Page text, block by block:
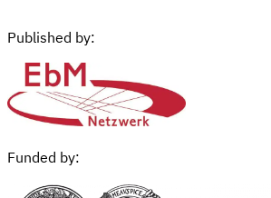
Published by:
Funded by: